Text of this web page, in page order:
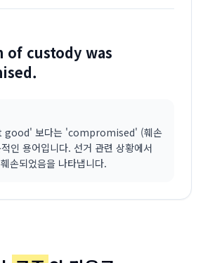
of custody was
good' 보다는 'compromised' (훼손
인 용어입니다. 선거 관련 상황에서
손되었음을 나타냅니다.